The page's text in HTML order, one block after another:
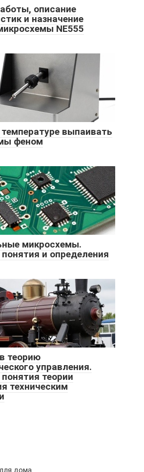
описание
и назначение
NE555
выпаивать
феном
микросхемы.
и определения
теорию
управления.
теории
техническим
дома